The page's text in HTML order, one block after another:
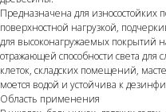
Предназначена для
поверхностной нагрузкой,
для высоконагружаемых покрытий
отражающей способности света
клеток, складских помещений,
моется водой и устойчива к
Область применения